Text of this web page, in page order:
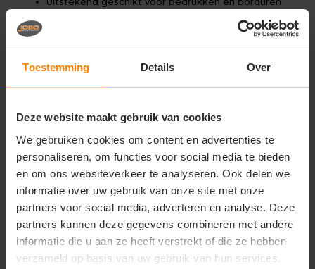
Toestemming Details Over
Deze website maakt gebruik van cookies
We gebruiken cookies om content en advertenties te
personaliseren, om functies voor social media te bieden
en om ons websiteverkeer te analyseren. Ook delen we
informatie over uw gebruik van onze site met onze
partners voor social media, adverteren en analyse. Deze
partners kunnen deze gegevens combineren met andere
informatie die u aan ze heeft verstrekt of die ze hebben
verzameld op basis van uw gebruik van hun services.
Stofgewicht: ca. 203 g/m² (stevig en duurzaam)
Klassieke en comfortabele pasvorm
Gerelateerde producten